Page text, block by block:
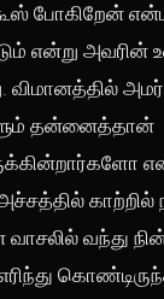
போகிறேன்
என்று அவரின்
விமானத்தில்
தன்னைத்தான்
காற்றில்
வந்து
எரிந்து